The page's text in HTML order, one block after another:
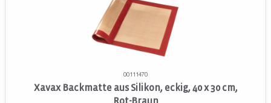
00111470
Xavax Backmatte aus Silikon, eckig, 40 x 30 cm,
Rot-Braun